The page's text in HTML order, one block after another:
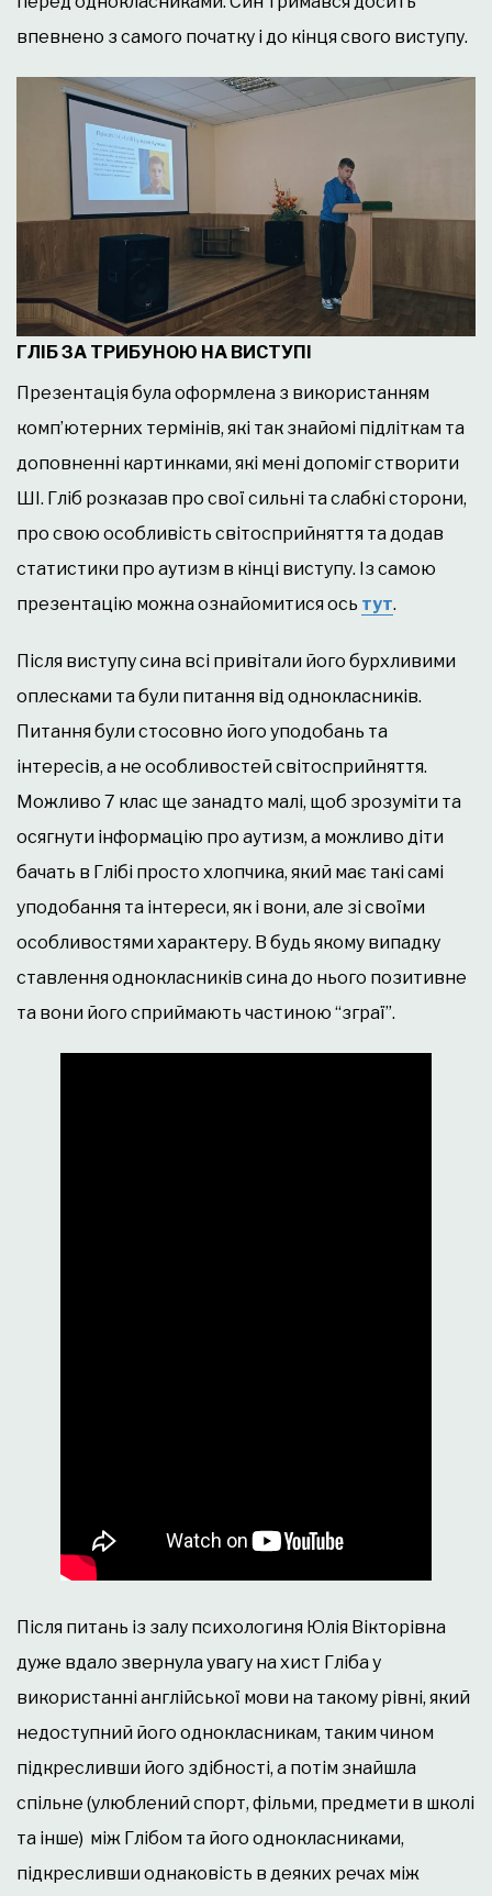
впевнено з самого початку і до кінця свого виступу.
ГЛІБ ЗА ТРИБУНОЮ НА ВИСТУПІ
Презентація була оформлена з використанням
комп’ютерних термінів, які так знайомі підліткам та
доповненні картинками, які мені допоміг створити
ШІ. Гліб розказав про свої сильні та слабкі сторони,
про свою особливість світосприйняття та додав
статистики про аутизм в кінці виступу. Із самою
презентацію можна ознайомитися ось тут.
Після виступу сина всі привітали його бурхливими
оплесками та були питання від однокласників.
Питання були стосовно його уподобань та
інтересів, а не особливостей світосприйняття.
Можливо 7 клас ще занадто малі, щоб зрозуміти та
осягнути інформацію про аутизм, а можливо діти
бачать в Глібі просто хлопчика, який має такі самі
уподобання та інтереси, як і вони, але зі своїми
особливостями характеру. В будь якому випадку
ставлення однокласників сина до нього позитивне
та вони його сприймають частиною “зграї”.
Після питань із залу психологиня Юлія Вікторівна
дуже вдало звернула увагу на хист Гліба у
використанні англійської мови на такому рівні, який
недоступний його однокласникам, таким чином
підкресливши його здібності, а потім знайшла
спільне (улюблений спорт, фільми, предмети в школі
та інше) між Глібом та його однокласниками,
підкресливши однаковість в деяких речах між